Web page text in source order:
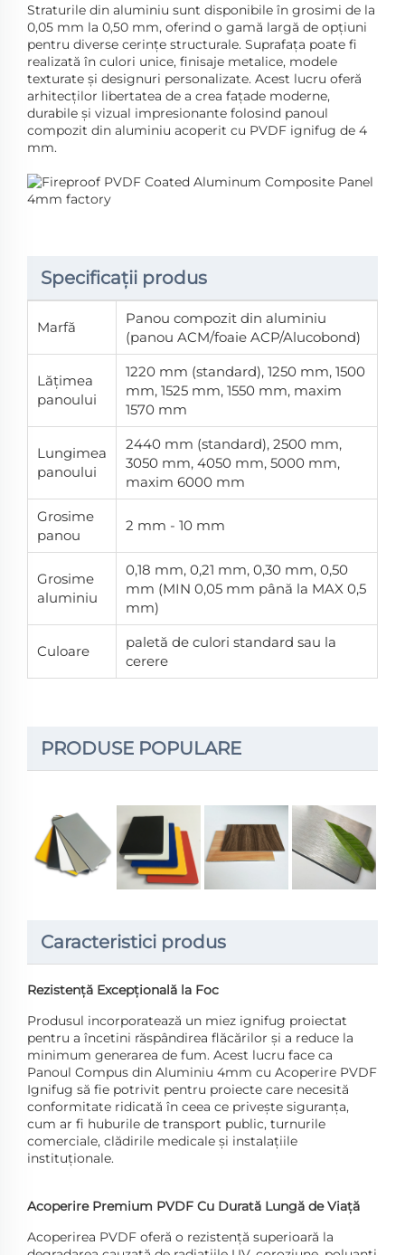
Straturile din aluminiu sunt disponibile în grosimi de la
0,05 mm la 0,50 mm, oferind o gamă largă de opțiuni
pentru diverse cerințe structurale. Suprafața poate fi
realizată în culori unice, finisaje metalice, modele
texturate și designuri personalizate. Acest lucru oferă
arhitecților libertatea de a crea fațade moderne,
durabile și vizual impresionante folosind panoul
compozit din aluminiu acoperit cu PVDF ignifug de 4
mm.
Specificații produs
Marfă
Panou compozit din aluminiu
(panou ACM/foaie ACP/Alucobond)
Lățimea
panoului
1220 mm (standard), 1250 mm, 1500
mm, 1525 mm, 1550 mm, maxim
1570 mm
Lungimea
panoului
2440 mm (standard), 2500 mm,
3050 mm, 4050 mm, 5000 mm,
maxim 6000 mm
Grosime
panou
2 mm - 10 mm
Grosime
aluminiu
0,18 mm, 0,21 mm, 0,30 mm, 0,50
mm (MIN 0,05 mm până la MAX 0,5
mm)
Culoare
paletă de culori standard sau la
cerere
PRODUSE POPULARE
Caracteristici produs
Rezistență Excepțională la Foc
Produsul incorporatează un miez ignifug proiectat
pentru a încetini răspândirea flăcărilor și a reduce la
minimum generarea de fum. Acest lucru face ca
Panoul Compus din Aluminiu 4mm cu Acoperire PVDF
Ignifug să fie potrivit pentru proiecte care necesită
conformitate ridicată în ceea ce privește siguranța,
cum ar fi huburile de transport public, turnurile
comerciale, clădirile medicale și instalațiile
instituționale.
Acoperire Premium PVDF Cu Durată Lungă de Viață
Acoperirea PVDF oferă o rezistență superioară la